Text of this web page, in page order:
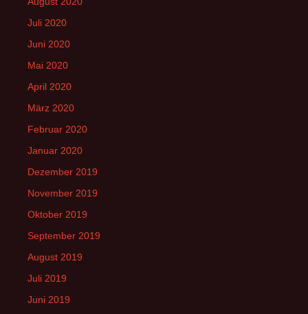
Juli 2020
Juni 2020
Mai 2020
April 2020
März 2020
Februar 2020
Januar 2020
Dezember 2019
November 2019
Oktober 2019
September 2019
August 2019
Juli 2019
Juni 2019